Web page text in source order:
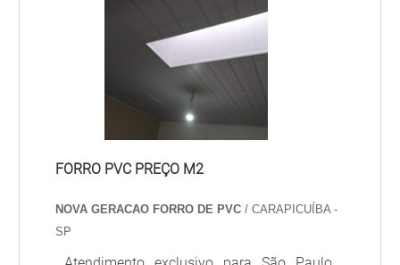
ambiente e oferece as seguintes
vantagens: Maior elegância; Item
decorativo, resistente à chuva; Excelente
durabilidade. A madeira utilizada na
fabricação do deck .
FORRO PVC PREÇO M2
NOVA GERACAO FORRO DE PVC / CARAPICUÍBA -
SP